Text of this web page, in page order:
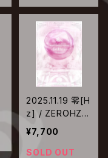
2025.11.19 零[H
z] / ZEROHZ L
IVE TOUR 202
5 Nebul∀ SAG
A1 FINAL~fetu
¥7,700
SOLD OUT